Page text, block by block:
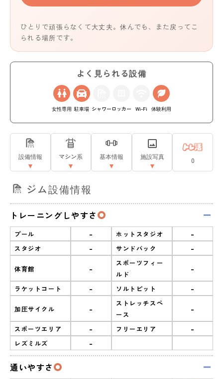
ひとりで頑張らなくて大丈夫。休んでも、また戻ってこ
られる場所です。
よく見られる設備
女性専用 駐車場 シャワー ロッカー Wi-Fi 体験利用
設備情報 マシン系 基本情報 施設写真 0
ジム設備情報
トレーニングしやすさ
プール - ホットスタジオ -
スタジオ - サンドバック -
体育館 -
スポーツフィー
ルド
-
ラケットコート - ソルトピット -
加圧サイクル -
ストレッチスペ
ース
-
スポーツエリア - フリーエリア -
レズミルズ -
通いやすさ